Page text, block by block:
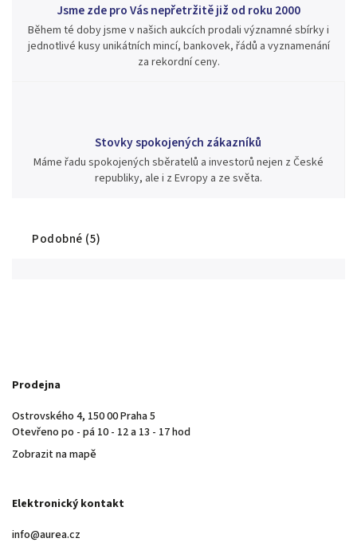
Jsme zde pro Vás nepřetržitě již od roku 2000
Během té doby jsme v našich aukcích prodali významné sbírky i
jednotlivé kusy unikátních mincí, bankovek, řádů a vyznamenání
za rekordní ceny.
Stovky spokojených zákazníků
Máme řadu spokojených sběratelů a investorů nejen z České
republiky, ale i z Evropy a ze světa.
Podobné (5)
Prodejna
Ostrovského 4, 150 00 Praha 5
Otevřeno po - pá 10 - 12 a 13 - 17 hod
Zobrazit na mapě
Elektronický kontakt
info@aurea.cz